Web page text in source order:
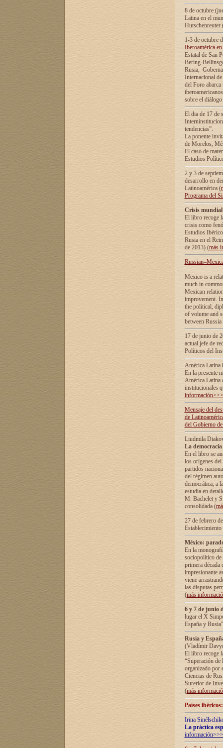
8 de octubre
Latina en el
1-3 de octubre
Iberoamérica
Estatal de San
Bering-
Rusia,
Internacional
del Foro
sobre el
El dia de 17 de
tendencias”.
La ponente
de Morelos,
El caso de
Estudios
2 y 3 de
desarrollo en
Latinoamérica (
Programa del
Crisis
El libro recoge
crisis como
Estudios
Rusia en el
de 2013) (más
Mexico is a
much in
Mexican
improvement.
the political,
of volume and
between
17 de junio de
actual jefe de
Políticos del
América Latina
En la presente
América Latina
institucionales
información>>>
Mensaje del
de
del Gobierno
Liudmila
La
En el libro se
los orígenes
partidos
del régimen
democrática, а
estudia en
М. Bachelet у
consolidada (
27 de febrero
México:
En la
sociopolítico de
primera década
impresionante
viene
las disputas
(más
6 y 7 de junio
lugar el X
España y
Rusia y
(Vladímir
El libro recoge
“Superación
organizado por
Ciencias de
Surerior de
(más
Países
Irina
La práctica
información>>>